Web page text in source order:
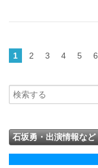
1 2 3 4 5 6
石坂勇・出演情報など